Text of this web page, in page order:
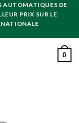
AUTOMATIQUES DE
PRIX SUR LE
0